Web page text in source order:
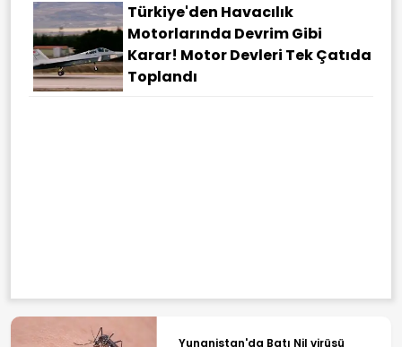
Türkiye'den Havacılık
Motorlarında Devrim Gibi
Karar! Motor Devleri Tek Çatıda
Toplandı
Yunanistan'da Batı Nil virüsü